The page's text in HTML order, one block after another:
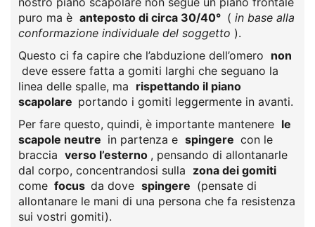
puro ma è anteposto di circa 30/40° ( in base alla
conformazione individuale del soggetto ).
Questo ci fa capire che l’abduzione dell’omero non
deve essere fatta a gomiti larghi che seguano la
linea delle spalle, ma rispettando il piano
scapolare portando i gomiti leggermente in avanti.
Per fare questo, quindi, è importante mantenere le
scapole neutre in partenza e spingere con le
braccia verso l’esterno , pensando di allontanarle
dal corpo, concentrandosi sulla zona dei gomiti
come focus da dove spingere (pensate di
allontanare le mani di una persona che fa resistenza
sui vostri gomiti).